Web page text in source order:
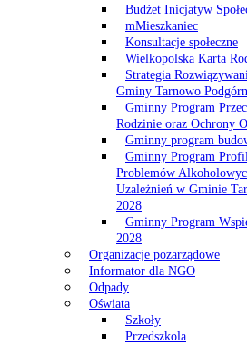
Budżet Inicjatyw
mMieszkaniec
Konsultacje społeczne
Wielkopolska Karta
Strategia
Gminy Tarnowo
Gminny Program
Rodzinie oraz Ochrony
Gminny program
Gminny Program
Problemów
Uzależnień w Gminie
2028
Gminny Program
2028
Organizacje pozarządowe
Informator dla NGO
Odpady
Oświata
Szkoły
Przedszkola